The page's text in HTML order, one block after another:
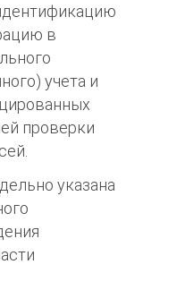
в
учета и
проверки
указана